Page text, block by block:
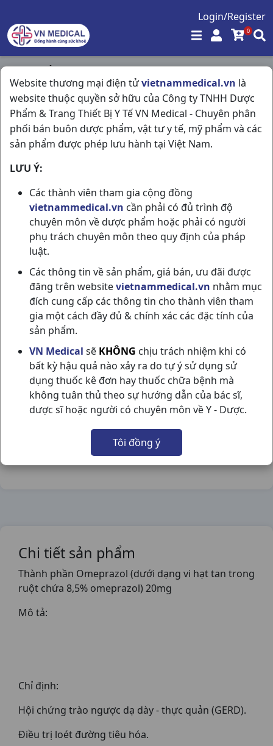
Login/Register
0
Website thương mại điện tửvietnammedical.vn là
website thuộc quyền sở hữu của Công ty TNHH Dược
Phẩm & Trang Thiết Bị Y Tế VN Medical - Chuyên phân
phối bán buôn dược phẩm, vật tư y tế, mỹ phẩm và các
sản phẩm được phép lưu hành tại Việt Nam.
LƯU Ý:
Các thành viên tham gia cộng đồng
vietnammedical.vn cần phải có đủ trình độ
chuyên môn về dược phẩm hoặc phải có người
phụ trách chuyên môn theo quy định của pháp
luật.
Các thông tin về sản phẩm, giá bán, ưu đãi được
đăng trên websitevietnammedical.vn nhằm mục
đích cung cấp các thông tin cho thành viên tham
gia một cách đầy đủ & chính xác các đặc tính của
sản phẩm.
VN Medical sẽ KHÔNG chịu trách nhiệm khi có
bất kỳ hậu quả nào xảy ra do tự ý sử dụng sử
dụng thuốc kê đơn hay thuốc chữa bệnh mà
không tuân thủ theo sự hướng dẫn của bác sĩ,
dược sĩ hoặc người có chuyên môn về Y - Dược.
Tôi đồng ý
Trang chủ / Tiêu Hóa - Gan - Mật - Thận /
Helinzole H24v SPM
HELINZOLE H24V SPM
NSX:SPM
Nhóm hàng:Tiêu Hóa - Gan - Mật - Thận,
Chia sẻ qua mạng xã hội:
Chi tiết sản phẩm
Thành phần Omeprazol (dưới dạng vi hạt tan trong
ruột chứa 8,5% omeprazol) 20mg
Mô tả:
Chỉ định:
Hội chứng trào ngược dạ dày - thực quản (GERD).
Điều trị loét đường tiêu hóa.